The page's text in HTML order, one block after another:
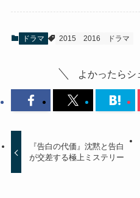
ドラマ 2015 2016 ドラマ
よかったらシ
『告白の代価』沈黙と告白
が交差する極上ミステリー